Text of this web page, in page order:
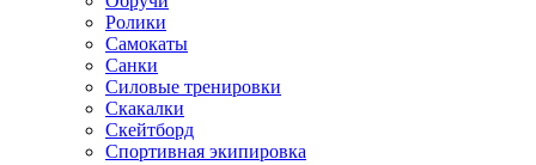
Ролики
Самокаты
Санки
Силовые тренировки
Скакалки
Скейтборд
Спортивная экипировка